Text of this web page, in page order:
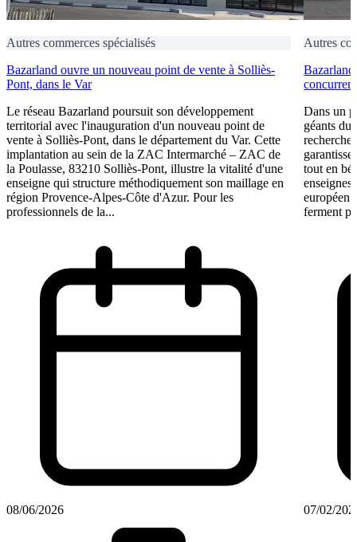
Autres commerces spécialisés
Bazarland ouvre un nouveau point de vente à Solliès-
Pont, dans le Var
Le réseau Bazarland poursuit son développement
territorial avec l'inauguration d'un nouveau point de
vente à Solliès-Pont, dans le département du Var. Cette
implantation au sein de la ZAC Intermarché – ZAC de
la Poulasse, 83210 Solliès-Pont, illustre la vitalité d'une
enseigne qui structure méthodiquement son maillage en
région Provence-Alpes-Côte d'Azur. Pour les
professionnels de la...
08/06/2026
Autres
Dans un
géants du
tout en
européen
ferment
07/02/